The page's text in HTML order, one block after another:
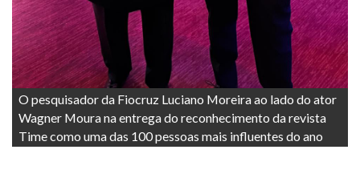
O pesquisador da Fiocruz Luciano Moreira ao lado do ator
Wagner Moura na entrega do reconhecimento da revista
Time como uma das 100 pessoas mais influentes do ano